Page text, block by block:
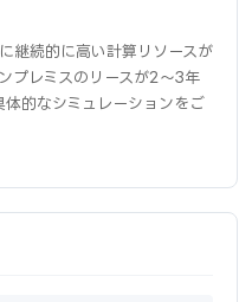
継続的に高い計算リソースが
プレミスのリースが2〜3年
体的なシミュレーションをご